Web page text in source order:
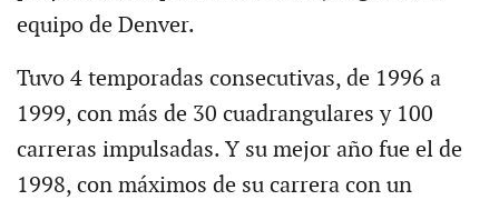
equipo de Denver.
Tuvo 4 temporadas consecutivas, de 1996 a
1999, con más de 30 cuadrangulares y 100
carreras impulsadas. Y su mejor año fue el de
1998, con máximos de su carrera con un